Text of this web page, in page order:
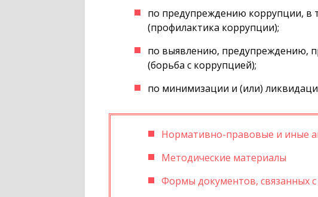
по предупреждению коррупции, в
(профилактика коррупции);
по выявлению, предупреждению,
(борьба с коррупцией);
по минимизации и (или)
Нормативно-правовые и иные
Методические материалы
Формы документов, связанных